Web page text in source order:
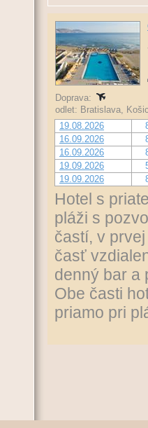
Doprava:
odlet: Bratislava,
19.08.2026
16.09.2026
16.09.2026
19.09.2026
19.09.2026
Hotel s
pláži s
častí, v
časť
denný bar a
Obe časti
priamo pri